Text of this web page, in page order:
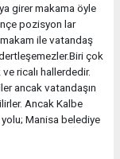
girer makama öyle
pozisyon lar
ile vatandaş
çok
ricalı hallerdedir.
ancak vatandaşın
Ancak Kalbe
Manisa belediye